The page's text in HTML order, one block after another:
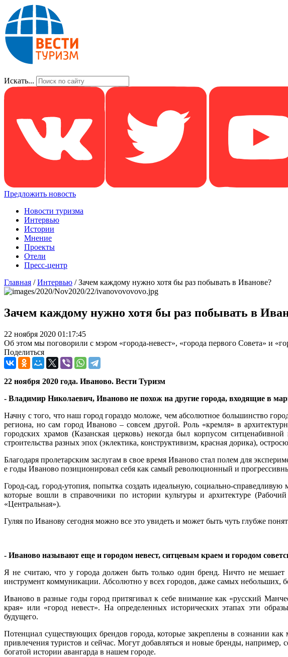
Искать...
Предложить новость
Новости туризма
Интервью
Истории
Мнение
Проекты
Отели
Пресс-центр
Главная /Интервью /Зачем каждому нужно хотя бы раз побывать в Иванове?
Зачем каждому нужно хотя бы раз побывать в
22 ноября 2020 01:17:45
Об этом мы поговорили с мэром «города-невест», «города первого Совета» и
Поделиться
22 ноября 2020 года. Иваново. Вести Туризм
- Владимир Николаевич, Иваново не похож на другие города, входящие в
Начну с того, что наш город гораздо моложе, чем абсолютное большинство
региона, но сам город Иваново – совсем другой. Роль «кремля» в
городских храмов (Казанская церковь) некогда был корпусом
строительства разных эпох (эклектика, конструктивизм, красная дорика),
Благодаря пролетарским заслугам в свое время Иваново стал полем для
е годы Иваново позиционировал себя как самый революционный и
Город-сад, город-утопия, попытка создать идеальную, социально-
которые вошли в справочники по истории культуры и архитектуре
«Центральная»).
Гуляя по Иванову сегодня можно все это увидеть и может быть чуть глубже
- Иваново называют еще и городом невест, ситцевым краем и городом
Я не считаю, что у города должен быть только один бренд. Ничто не мешает
инструмент коммуникации. Абсолютно у всех городов, даже самых небольших,
Иваново в разные годы город притягивал к себе внимание как «русский
края» или «город невест». На определенных исторических этапах эти
будущего.
Потенциал существующих брендов города, которые закреплены в сознании
привлечения туристов и сейчас. Могут добавляться и новые бренды, например,
богатой истории авангарда в нашем городе.